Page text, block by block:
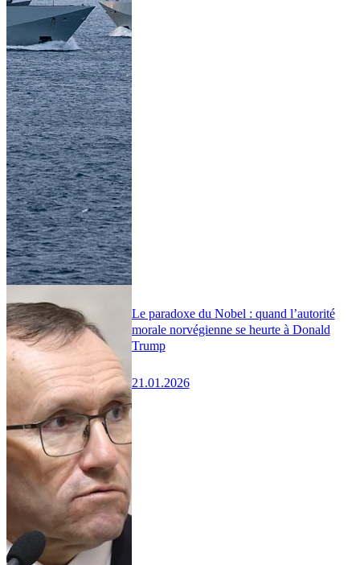
Le paradoxe du Nobel : quand l’autorité
morale norvégienne se heurte à Donald
Trump
21.01.2026